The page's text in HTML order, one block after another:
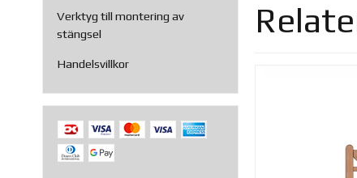
Verktyg till montering av
stängsel
Handelsvillkor